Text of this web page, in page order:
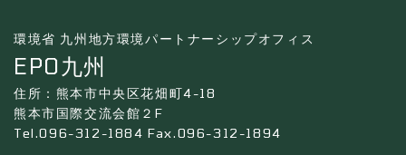
環境省 九州地方環境パートナーシップオフィス
EPO九州
住所：熊本市中央区花畑町4-18
熊本市国際交流会館２F
Tel.096-312-1884 Fax.096-312-1894